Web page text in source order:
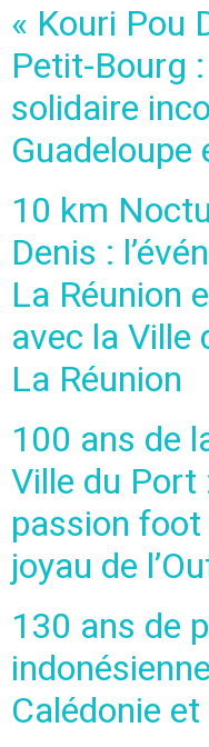
« Kouri Pou
Petit-Bourg
solidaire
Guadeloupe
10 km
Denis :
La Réunion
avec la Ville
La Réunion
100 ans de
Ville du Port
passion foot
joyau de
130 ans de
Calédonie